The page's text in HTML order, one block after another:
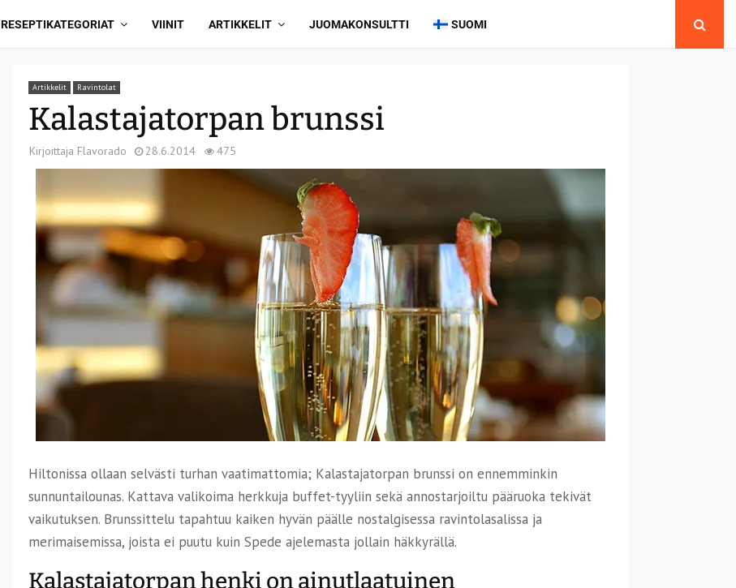
RESEPTIKATEGORIAT VIINIT ARTIKKELIT JUOMAKONSULTTI SUOMI
Artikkelit Ravintolat
Kalastajatorpan brunssi
Kirjoittaja Flavorado 28.6.2014 475
Hiltonissa ollaan selvästi turhan vaatimattomia; Kalastajatorpan brunssi on ennemminkin
sunnuntailounas. Kattava valikoima herkkuja buffet-tyyliin sekä annostarjoiltu pääruoka tekivät
vaikutuksen. Brunssittelu tapahtuu kaiken hyvän päälle nostalgisessa ravintolasalissa ja
merimaisemissa, joista ei puutu kuin Spede ajelemasta jollain häkkyrällä.
Kalastajatorpan henki on ainutlaatuinen